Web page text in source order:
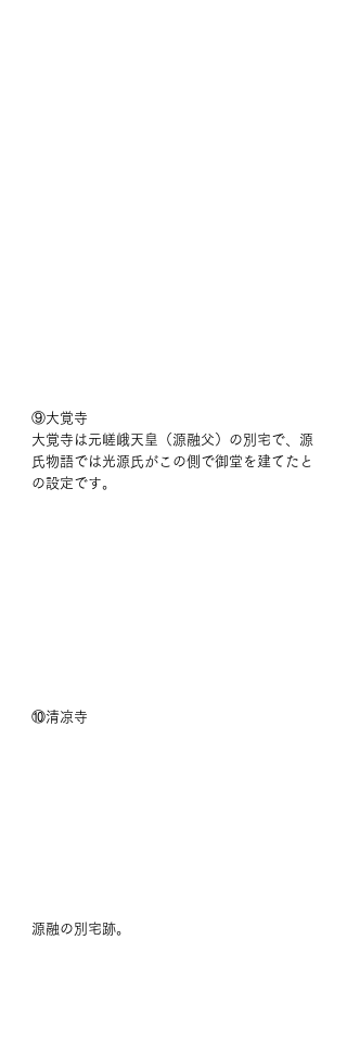
⑨大覚寺
大覚寺は元嵯峨天皇（源融父）の別宅で、源
氏物語では光源氏がこの側で御堂を建てたと
の設定です。
⑩清凉寺
源融の別宅跡。